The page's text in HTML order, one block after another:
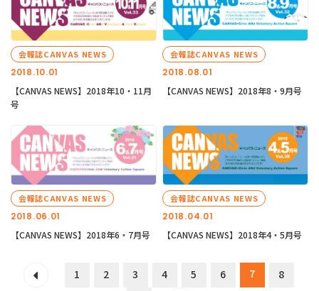
2018.10.01
会報誌CANVAS NEWS
【CANVAS NEWS】2018年10・11月
号
2018.08.01
会報誌CANVAS NEWS
【CANVAS NEWS】2018年8・9月号
2018.06.01
会報誌CANVAS NEWS
【CANVAS NEWS】2018年6・7月号
2018.04.01
会報誌CANVAS NEWS
【CANVAS NEWS】2018年4・5月号
1 2 3 4 5 6 7
8